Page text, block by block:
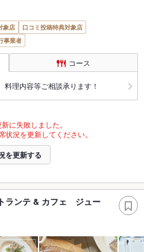
象店
口コミ投稿特典対象店
事業者
コース
理内容等ご相談承ります！
に失敗しました。
況を更新してください。
を更新する
ンテ & カフェ ジュー